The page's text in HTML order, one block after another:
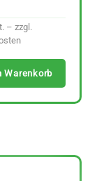
– zzgl.
Warenkorb